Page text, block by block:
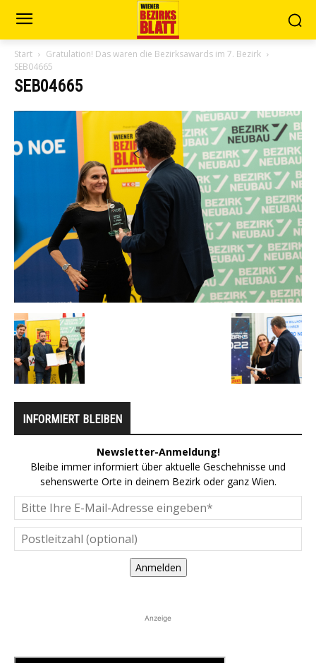
Start
Gratulation! Das waren die Bezirksawards im 7. Bezirk
SEB04665
SEB04665
INFORMIERT BLEIBEN
Newsletter-Anmeldung!
Bleibe immer informiert über aktuelle Geschehnisse und
sehenswerte Orte in deinem Bezirk oder ganz Wien.
Anmelden
Anzeige